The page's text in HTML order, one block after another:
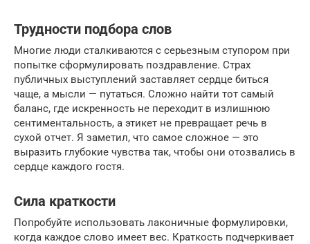
Трудности подбора слов
Многие люди сталкиваются с серьезным ступором при
попытке сформулировать поздравление. Страх
публичных выступлений заставляет сердце биться
чаще, а мысли — путаться. Сложно найти тот самый
баланс, где искренность не переходит в излишнюю
сентиментальность, а этикет не превращает речь в
сухой отчет. Я заметил, что самое сложное — это
выразить глубокие чувства так, чтобы они отозвались в
сердце каждого гостя.
Сила краткости
Попробуйте использовать лаконичные формулировки,
когда каждое слово имеет вес. Краткость подчеркивает